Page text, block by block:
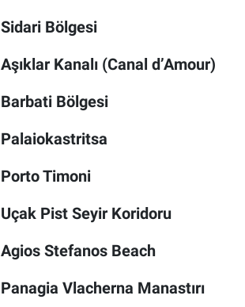
Sidari Bölgesi
Aşıklar Kanalı (Canal d’Amour)
Barbati Bölgesi
Palaiokastritsa
Porto Timoni
Uçak Pist Seyir Koridoru
Agios Stefanos Beach
Panagia Vlacherna Manastırı